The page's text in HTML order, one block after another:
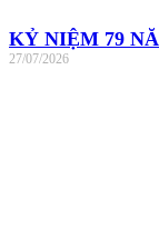
KỶ NIỆM 79
27/07/2026